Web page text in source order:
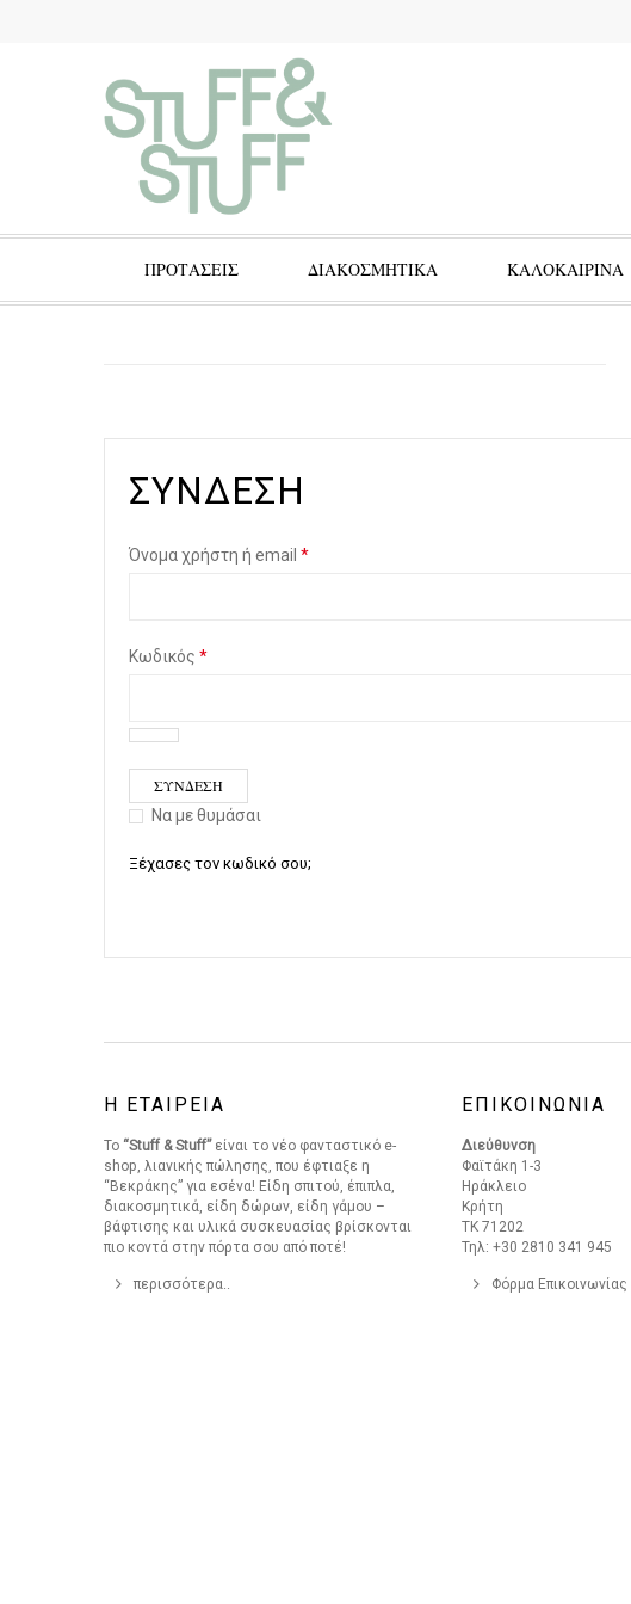
ΠΡΟΤΑΣΕΙΣ ΔΙΑΚΟΣΜΗΤΙΚΑ ΚΑΛΟΚΑΙΡΙΝΑ
ΣΎΝΔΕΣΗ
Όνομα χρήστη ή email *
Κωδικός *
ΣΎΝΔΕΣΗ
Nα με θυμάσαι
Ξέχασες τον κωδικό σου;
Η ΕΤΑΙΡΕΙΑ
Το “Stuff & Stuff”είναι το νέο φανταστικό e-
shop, λιανικής πώλησης, που έφτιαξε η
“Βεκράκης” για εσένα! Είδη σπιτού, έπιπλα,
διακοσμητικά, είδη δώρων, είδη γάμου –
βάφτισης και υλικά συσκευασίας βρίσκονται
πιο κοντά στην πόρτα σου από ποτέ!
περισσότερα..
ΕΠΙΚΟΙΝΩΝΙΑ
Διεύθυνση
Φαϊτάκη 1-3
Ηράκλειο
Κρήτη
ΤΚ 71202
Τηλ: +30 2810 341 945
Φόρμα Επικοινωνίας